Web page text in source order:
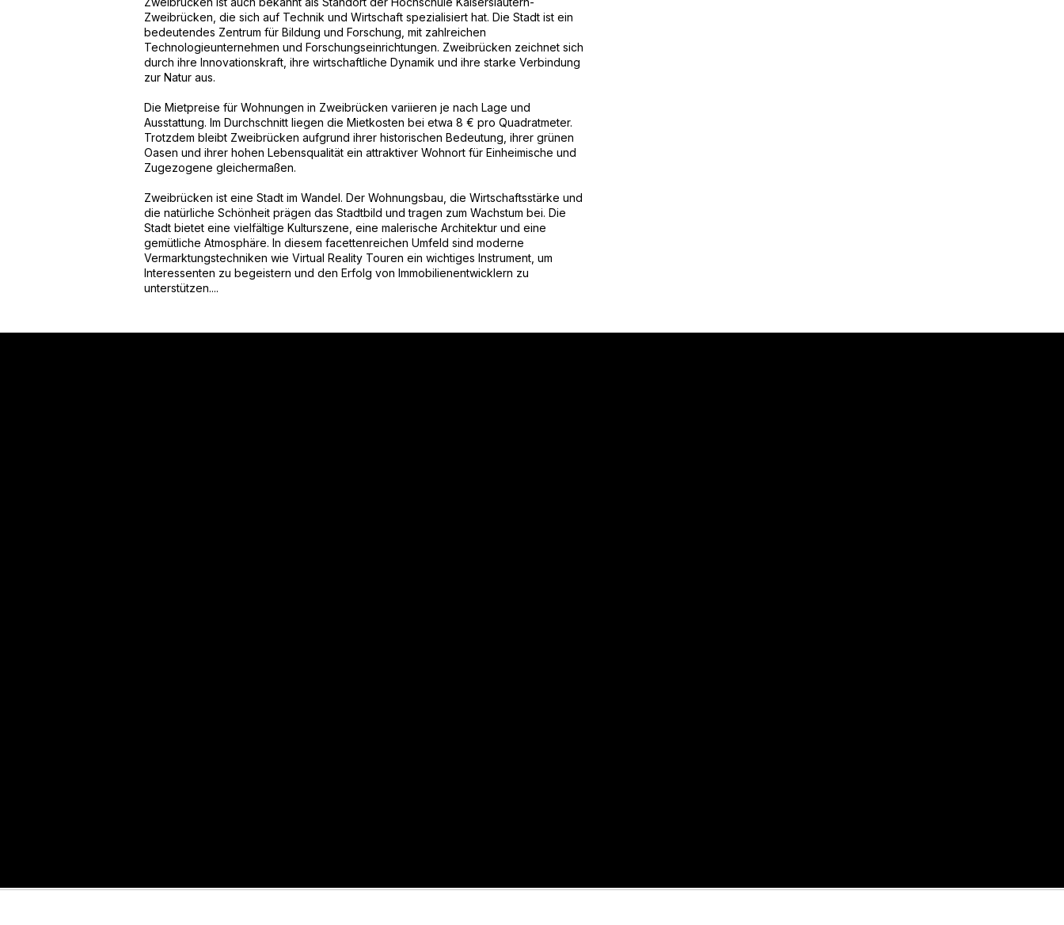
Zweibrücken, die sich auf Technik und Wirtschaft spezialisiert hat. Die Stadt ist ein
bedeutendes Zentrum für Bildung und Forschung, mit zahlreichen
Technologieunternehmen und Forschungseinrichtungen. Zweibrücken zeichnet sich
durch ihre Innovationskraft, ihre wirtschaftliche Dynamik und ihre starke Verbindung
zur Natur aus.
Die Mietpreise für Wohnungen in Zweibrücken variieren je nach Lage und
Ausstattung. Im Durchschnitt liegen die Mietkosten bei etwa 8 € pro Quadratmeter.
Trotzdem bleibt Zweibrücken aufgrund ihrer historischen Bedeutung, ihrer grünen
Oasen und ihrer hohen Lebensqualität ein attraktiver Wohnort für Einheimische und
Zugezogene gleichermaßen.
Zweibrücken ist eine Stadt im Wandel. Der Wohnungsbau, die Wirtschaftsstärke und
die natürliche Schönheit prägen das Stadtbild und tragen zum Wachstum bei. Die
Stadt bietet eine vielfältige Kulturszene, eine malerische Architektur und eine
gemütliche Atmosphäre. In diesem facettenreichen Umfeld sind moderne
Vermarktungstechniken wie Virtual Reality Touren ein wichtiges Instrument, um
Interessenten zu begeistern und den Erfolg von Immobilienentwicklern zu
unterstützen....